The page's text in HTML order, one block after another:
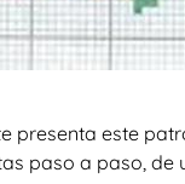
presenta este
paso a paso, de